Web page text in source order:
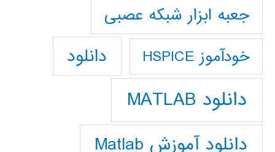
جعبه ابزار شبکه عصبی
خودآموز HSPICE دانلود
دانلود MATLAB
دانلود آموزش Matlab